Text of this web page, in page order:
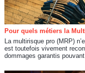
Pour quels métiers la
La multirisque pro (MRP)
est toutefois vivement
dommages garantis